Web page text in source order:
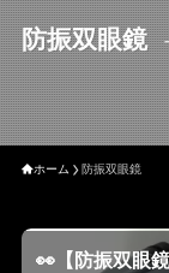
防振双眼鏡
ホーム 防振双眼鏡
👀【防振双眼